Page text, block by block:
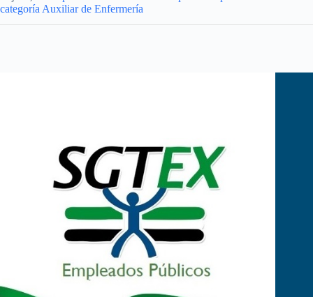
categoría Auxiliar de Enfermería